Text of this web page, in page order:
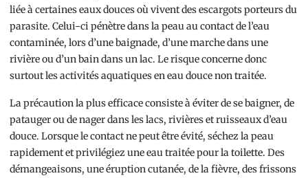
liée à certaines eaux douces où vivent des escargots porteurs du
parasite. Celui-ci pénètre dans la peau au contact de l’eau
contaminée, lors d’une baignade, d’une marche dans une
rivière ou d’un bain dans un lac. Le risque concerne donc
surtout les activités aquatiques en eau douce non traitée.
La précaution la plus efficace consiste à éviter de se baigner, de
patauger ou de nager dans les lacs, rivières et ruisseaux d’eau
douce. Lorsque le contact ne peut être évité, séchez la peau
rapidement et privilégiez une eau traitée pour la toilette. Des
démangeaisons, une éruption cutanée, de la fièvre, des frissons